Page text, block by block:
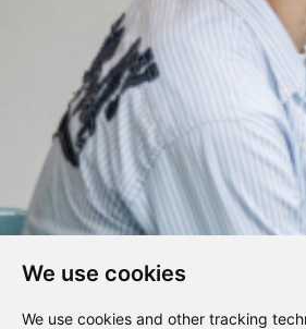
We use cookies
We use cookies and other tracking